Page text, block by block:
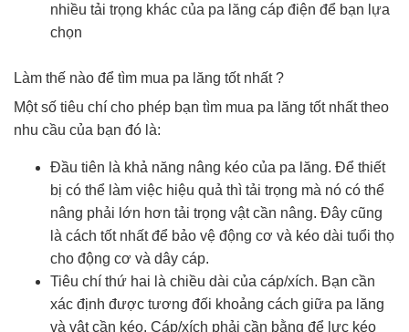
nhiều tải trọng khác của pa lăng cáp điện để bạn lựa
chọn
Làm thế nào để tìm mua pa lăng tốt nhất ?
Một số tiêu chí cho phép bạn tìm mua pa lăng tốt nhất theo
nhu cầu của bạn đó là:
Đầu tiên là khả năng nâng kéo của pa lăng. Để thiết
bị có thể làm việc hiệu quả thì tải trọng mà nó có thể
nâng phải lớn hơn tải trọng vật cần nâng. Đây cũng
là cách tốt nhất để bảo vệ động cơ và kéo dài tuổi thọ
cho động cơ và dây cáp.
Tiêu chí thứ hai là chiều dài của cáp/xích. Bạn cần
xác định được tương đối khoảng cách giữa pa lăng
và vật cần kéo. Cáp/xích phải cần bằng để lực kéo